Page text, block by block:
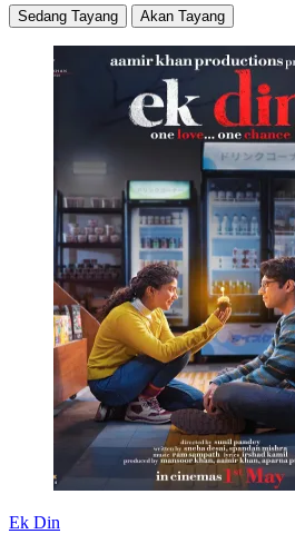
Sedang Tayang Akan Tayang
Ek Din